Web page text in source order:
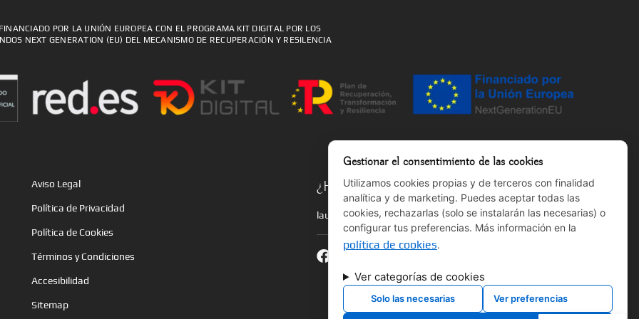
POR LA UNIÓN EUROPEA CON EL PROGRAMA KIT DIGITAL POR LOS
NEXT GENERATION (EU) DEL MECANISMO DE RECUPERACIÓN Y RESILENCIA
Aviso Legal
Política de Privacidad
Política de Cookies
Términos y Condiciones
Accesibilidad
Sitemap
¿Hablamos?
laura@salmonyoga.com
Gestionar el consentimiento de las cookies
Utilizamos cookies propias y de terceros con finalidad
analítica y de marketing. Puedes aceptar todas las
cookies, rechazarlas (solo se instalarán las necesarias) o
configurar tus preferencias. Más información en la
política de cookies.
Ver categorías de cookies
Solo las necesarias Ver preferencias